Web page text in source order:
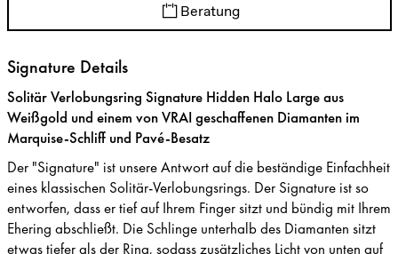
Beratung
Signature Details
Solitär Verlobungsring Signature Hidden Halo Large aus
Weißgold und einem von VRAI geschaffenen Diamanten im
Marquise-Schliff und Pavé-Besatz
Der "Signature" ist unsere Antwort auf die beständige Einfachheit
eines klassischen Solitär-Verlobungsrings. Der Signature ist so
entworfen, dass er tief auf Ihrem Finger sitzt und bündig mit Ihrem
Ehering abschließt. Die Schlinge unterhalb des Diamanten sitzt
etwas tiefer als der Ring, sodass zusätzliches Licht von unten auf